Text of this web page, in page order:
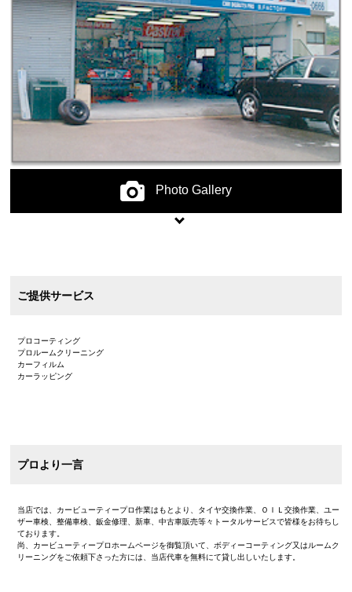
Photo Gallery
ご提供サービス
プロコーティング
プロルームクリーニング
カーフィルム
カーラッピング
プロより一言
当店では、カービューティープロ作業はもとより、タイヤ交換作業、ＯＩＬ交換作業、ユー
ザー車検、整備車検、鈑金修理、新車、中古車販売等々トータルサービスで皆様をお待ちし
ております。
尚、カービューティープロホームページを御覧頂いて、ボディーコーティング又はルームク
リーニングをご依頼下さった方には、当店代車を無料にて貸し出しいたします。